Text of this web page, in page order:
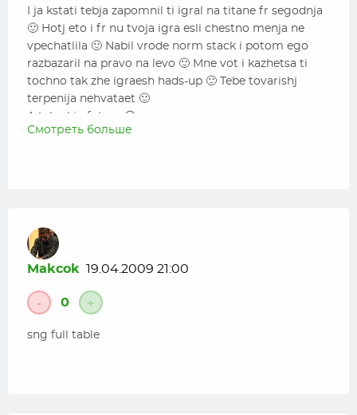
I ja kstati tebja zapomnil ti igral na titane fr segodnja
🙂 Hotj eto i fr nu tvoja igra esli chestno menja ne
vpechatlila 🙂 Nabil vrode norm stack i potom ego
razbazaril na pravo na levo 🙂 Mne vot i kazhetsa ti
tochno tak zhe igraesh hads-up 🙂 Tebe tovarishj
terpenija nehvataet 🙂
A tak gl in future 😉
Смотреть больше
Makcok 19.04.2009 21:00
- 0 +
sng full table